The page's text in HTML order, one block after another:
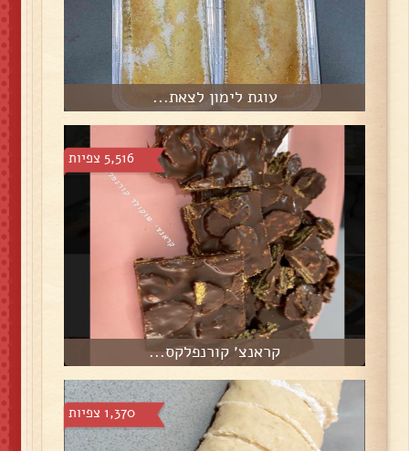
עוגת לימון לצאת...
5,516 צפיות
קראנצ׳ קורנפלקס...
1,370 צפיות